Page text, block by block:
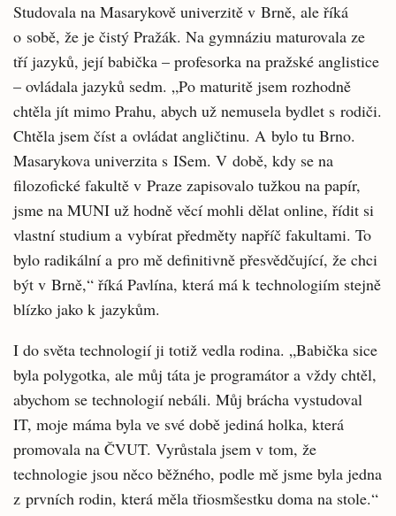
Studovala na Masarykově univerzitě v Brně, ale říká
o sobě, že je čistý Pražák. Na gymnáziu maturovala ze
tří jazyků, její babička – profesorka na pražské anglistice
– ovládala jazyků sedm. „Po maturitě jsem rozhodně
chtěla jít mimo Prahu, abych už nemusela bydlet s rodiči.
Chtěla jsem číst a ovládat angličtinu. A bylo tu Brno.
Masarykova univerzita s ISem. V době, kdy se na
filozofické fakultě v Praze zapisovalo tužkou na papír,
jsme na MUNI už hodně věcí mohli dělat online, řídit si
vlastní studium a vybírat předměty napříč fakultami. To
bylo radikální a pro mě definitivně přesvědčující, že chci
být v Brně,“ říká Pavlína, která má k technologiím stejně
blízko jako k jazykům.
I do světa technologií ji totiž vedla rodina. „Babička sice
byla polygotka, ale můj táta je programátor a vždy chtěl,
abychom se technologií nebáli. Můj brácha vystudoval
IT, moje máma byla ve své době jediná holka, která
promovala na ČVUT. Vyrůstala jsem v tom, že
technologie jsou něco běžného, podle mě jsme byla jedna
z prvních rodin, která měla třiosmšestku doma na stole.“